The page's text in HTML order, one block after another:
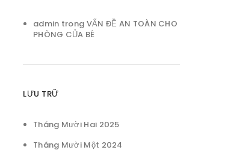
admin trong VẤN ĐỀ AN TOÀN CHO
PHÒNG CỦA BÉ
LƯU TRỮ
Tháng Mười Hai 2025
Tháng Mười Một 2024